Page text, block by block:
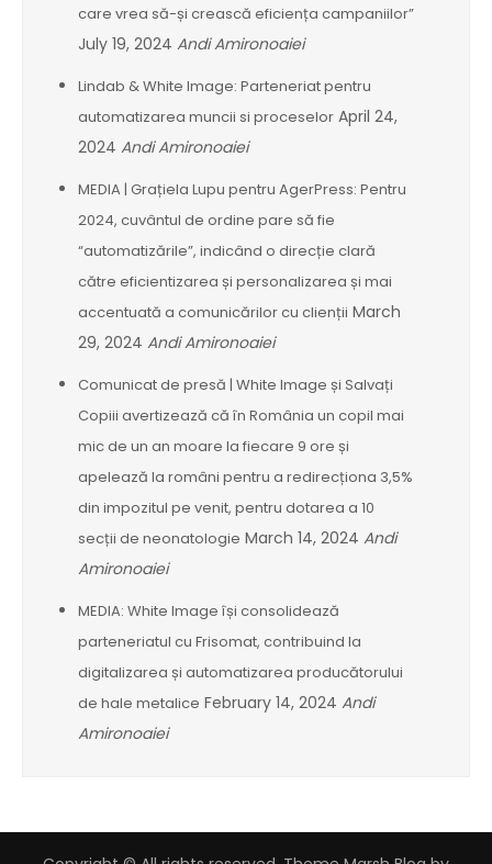
care vrea să-și crească eficiența campaniilor”
July 19, 2024 Andi Amironoaiei
Lindab & White Image: Parteneriat pentru
automatizarea muncii si proceselor April 24,
2024 Andi Amironoaiei
MEDIA | Grațiela Lupu pentru AgerPress: Pentru
2024, cuvântul de ordine pare să fie
“automatizările”, indicând o direcție clară
către eficientizarea și personalizarea și mai
accentuată a comunicărilor cu clienții March
29, 2024 Andi Amironoaiei
Comunicat de presă | White Image și Salvați
Copiii avertizează că în România un copil mai
mic de un an moare la fiecare 9 ore și
apelează la români pentru a redirecționa 3,5%
din impozitul pe venit, pentru dotarea a 10
secții de neonatologie March 14, 2024 Andi
Amironoaiei
MEDIA: White Image își consolidează
parteneriatul cu Frisomat, contribuind la
digitalizarea și automatizarea producătorului
de hale metalice February 14, 2024 Andi
Amironoaiei